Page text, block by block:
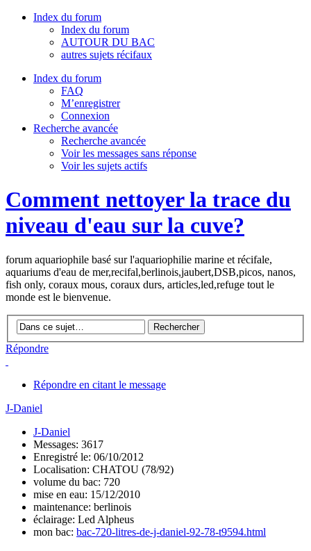
Index du forum
Index du forum
AUTOUR DU BAC
autres sujets récifaux
Index du forum
FAQ
M’enregistrer
Connexion
Recherche avancée
Recherche avancée
Voir les messages sans réponse
Voir les sujets actifs
Comment nettoyer la trace du
niveau d'eau sur la cuve?
forum aquariophile basé sur l'aquariophilie marine et récifale,
aquariums d'eau de mer,recifal,berlinois,jaubert,DSB,picos, nanos,
fish only, coraux mous, coraux durs, articles,led,refuge tout le
monde est le bienvenue.
Répondre
Répondre en citant le message
J-Daniel
J-Daniel
Messages: 3617
Enregistré le: 06/10/2012
Localisation: CHATOU (78/92)
volume du bac: 720
mise en eau: 15/12/2010
maintenance: berlinois
éclairage: Led Alpheus
mon bac: bac-720-litres-de-j-daniel-92-78-t9594.html